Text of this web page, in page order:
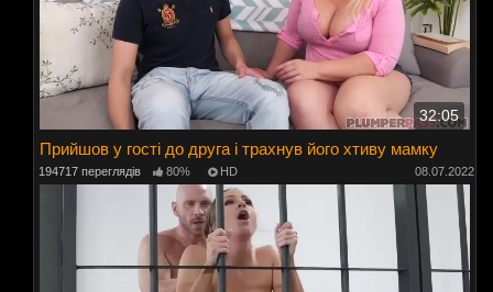
32:05
Прийшов у гості до друга і трахнув його хтиву мамку
194717 переглядів 80% HD 08.07.2022